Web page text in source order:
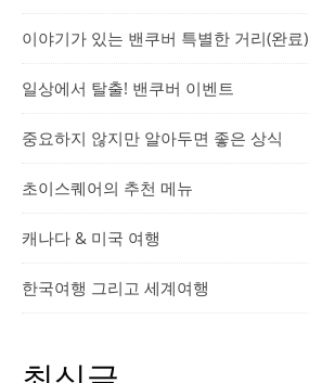
이야기가 있는 밴쿠버 특별한 거리(완료)
일상에서 탈출! 밴쿠버 이벤트
중요하지 않지만 알아두면 좋은 상식
초이스퀘어의 추천 메뉴
캐나다 & 미국 여행
한국여행 그리고 세계여행